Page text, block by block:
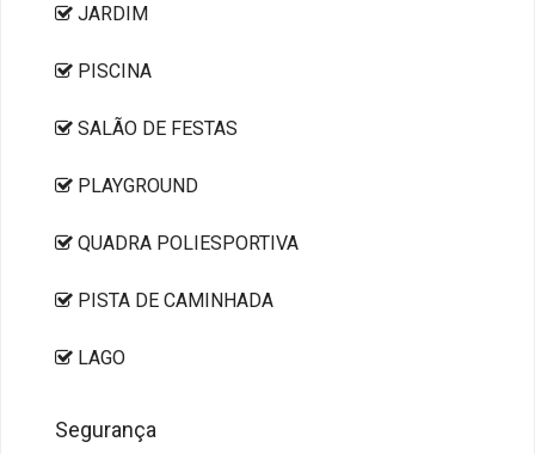
JARDIM
PISCINA
SALÃO DE FESTAS
PLAYGROUND
QUADRA POLIESPORTIVA
PISTA DE CAMINHADA
LAGO
Segurança